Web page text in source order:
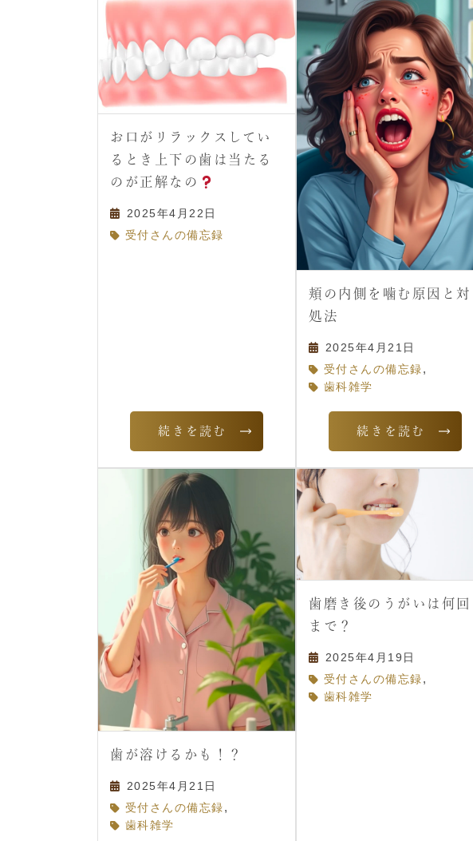
お口がリラックスしてい
るとき上下の歯は当たる
のが正解なの
2025年4月22日
受付さんの備忘録
続きを読む
頬の内側を噛む原因と対
処法
2025年4月21日
受付さんの備忘録 ,
歯科雑学
続きを読む
歯が溶けるかも！？
2025年4月21日
受付さんの備忘録 ,
歯科雑学
歯磨き後のうがいは何回
まで？
2025年4月19日
受付さんの備忘録 ,
歯科雑学